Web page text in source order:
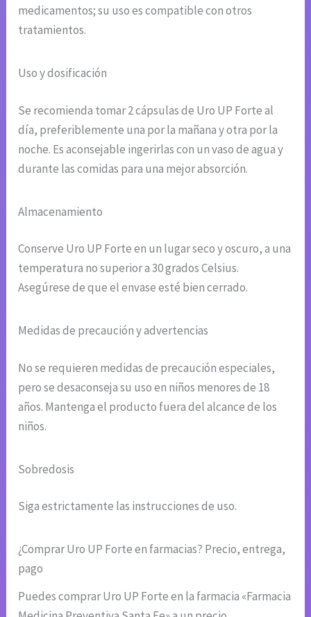
medicamentos; su uso es compatible con otros
tratamientos.
Uso y dosificación
Se recomienda tomar 2 cápsulas de Uro UP Forte al
día, preferiblemente una por la mañana y otra por la
noche. Es aconsejable ingerirlas con un vaso de agua y
durante las comidas para una mejor absorción.
Almacenamiento
Conserve Uro UP Forte en un lugar seco y oscuro, a una
temperatura no superior a 30 grados Celsius.
Asegúrese de que el envase esté bien cerrado.
Medidas de precaución y advertencias
No se requieren medidas de precaución especiales,
pero se desaconseja su uso en niños menores de 18
años. Mantenga el producto fuera del alcance de los
niños.
Sobredosis
Siga estrictamente las instrucciones de uso.
¿Comprar Uro UP Forte en farmacias? Precio, entrega,
pago
Puedes comprar Uro UP Forte en la farmacia «Farmacia